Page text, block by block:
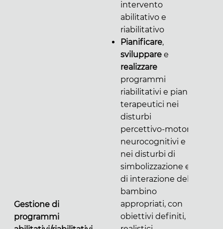
Gestione di
programmi
intervento
abilitativo e
riabilitativo
Pianificare,
sviluppare e
realizzare
programmi
riabilitativi e piani
terapeutici nei
disturbi
percettivo-motori,
neurocognitivi e
nei disturbi di
simbolizzazione e
di interazione del
bambino
appropriati, con
obiettivi definiti,